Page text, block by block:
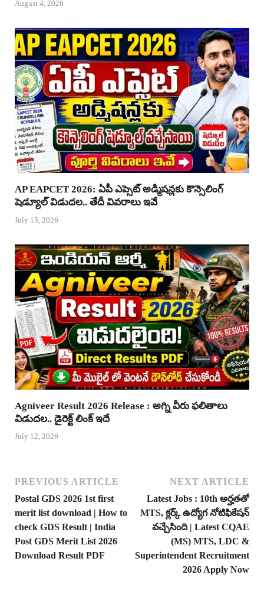
August 4, 2026
AP EAPCET 2026: ఏపీ ఎప్సెట్ అడ్మిషన్లకు కౌన్సెలింగ్
షెడ్యూల్ విడుదల.. తేదీ వివరాలు ఇవే
July 15, 2026
Agniveer Result 2026 Release : అగ్ని వీరు ఫలితాలు
విడుదల.. డైరెక్ట్ లింక్ ఇదే
July 12, 2026
PREVIOUS ARTICLE
Postal GDS 2026 1st first
merit list download | How to
check GDS Result | India
Post GDS Merit List 2026
Download Result PDF
NEXT ARTICLE
Latest Jobs : 10th అర్హతతో
MTS, క్లర్క్ ఉద్యోగ నోటిఫికేషన్
వచ్చేసింది | Latest CQAE
(MS) MTS, LDC &
Superintendent Recruitment
2026 Apply Now